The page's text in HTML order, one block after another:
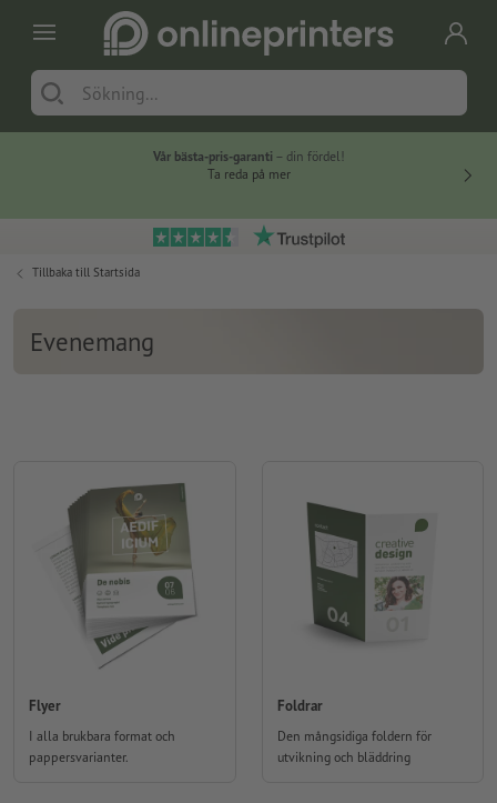
Vår bästa-pris-garanti – din fördel!
Ta reda på mer
Tillbaka till Startsida
Evenemang
Flyer
I alla brukbara format och
pappersvarianter.
Foldrar
Den mångsidiga foldern för
utvikning och bläddring